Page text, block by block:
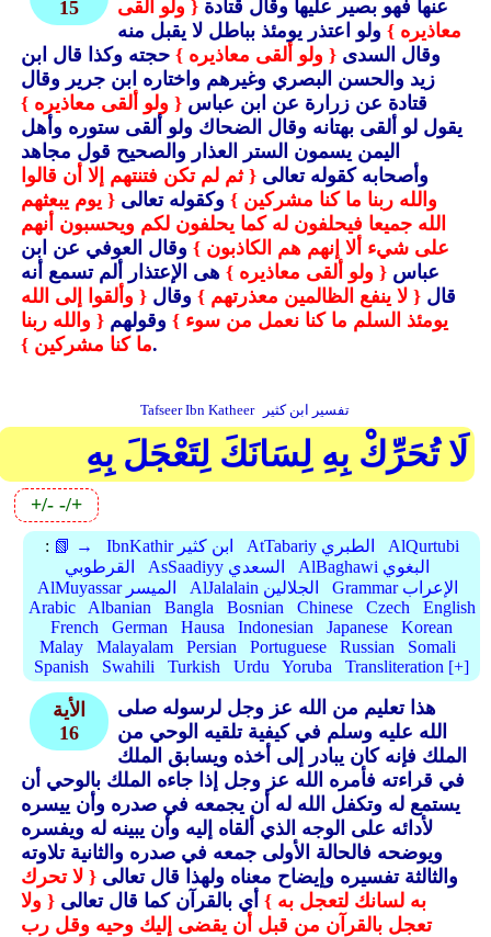
15 عنها فهو بصير عليها وقال قتادة { ولو ألقى
معاذيره }ولو اعتذر يومئذ بباطل لا يقبل منه
وقال السدى { ولو ألقى معاذيره }حجته وكذا قال ابن
زيد والحسن البصري وغيرهم واختاره ابن جرير وقال
قتادة عن زرارة عن ابن عباس { ولو ألقى معاذيره }
يقول لو ألقى بهتانه وقال الضحاك ولو ألقى ستوره وأهل
اليمن يسمون الستر العذار والصحيح قول مجاهد
وأصحابه كقوله تعالى { ثم لم تكن فتنتهم إلا أن قالوا
والله ربنا ما كنا مشركين }وكقوله تعالى { يوم يبعثهم
الله جميعا فيحلفون له كما يحلفون لكم ويحسبون أنهم
على شيء ألا إنهم هم الكاذبون }وقال العوفي عن ابن
عباس { ولو ألقى معاذيره }هى الإعتذار ألم تسمع أنه
قال { لا ينفع الظالمين معذرتهم }وقال { وألقوا إلى الله
يومئذ السلم ما كنا نعمل من سوء }وقولهم { والله ربنا
ما كنا مشركين }.
Tafseer Ibn Katheer تفسير ابن كثير
لَا تُحَرِّكْ بِهِ لِسَانَكَ لِتَعْجَلَ بِهِ
+/- -/+
: 📗 → IbnKathir ابن كثير AtTabariy الطبري
AlQurtubi
القرطوبي
AsSaadiyy السعدي
AlBaghawi البغوي
AlMuyassar الميسر
AlJalalain الجلالين
Grammar الإعراب
Arabic
Albanian Bangla Bosnian Chinese Czech
English
French
German Hausa Indonesian Japanese
Korean
Malay
Malayalam Persian Portuguese Russian
Somali
Spanish
Swahili Turkish Urdu Yoruba Transliteration [+]
الأية
16
هذا تعليم من الله عز وجل لرسوله صلى
الله عليه وسلم في كيفية تلقيه الوحي من
الملك فإنه كان يبادر إلى أخذه ويسابق الملك
في قراءته فأمره الله عز وجل إذا جاءه الملك بالوحي أن
يستمع له وتكفل الله له أن يجمعه في صدره وأن ييسره
لأدائه على الوجه الذي ألقاه إليه وأن يبينه له ويفسره
ويوضحه فالحالة الأولى جمعه في صدره والثانية تلاوته
والثالثة تفسيره وإيضاح معناه ولهذا قال تعالى { لا تحرك
به لسانك لتعجل به }أي بالقرآن كما قال تعالى { ولا
تعجل بالقرآن من قبل أن يقضى إليك وحيه وقل رب